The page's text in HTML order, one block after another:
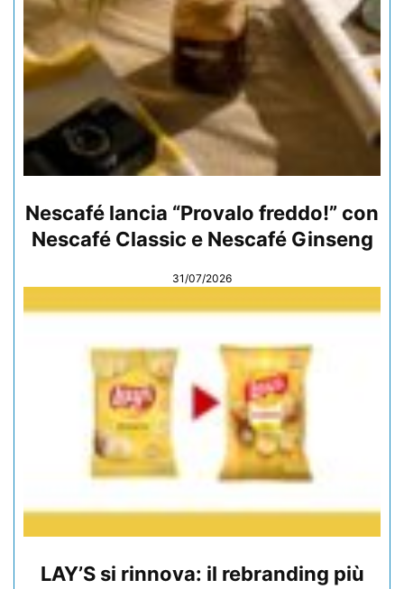
Nescafé lancia “Provalo freddo!” con
Nescafé Classic e Nescafé Ginseng
31/07/2026
LAY’S si rinnova: il rebranding più